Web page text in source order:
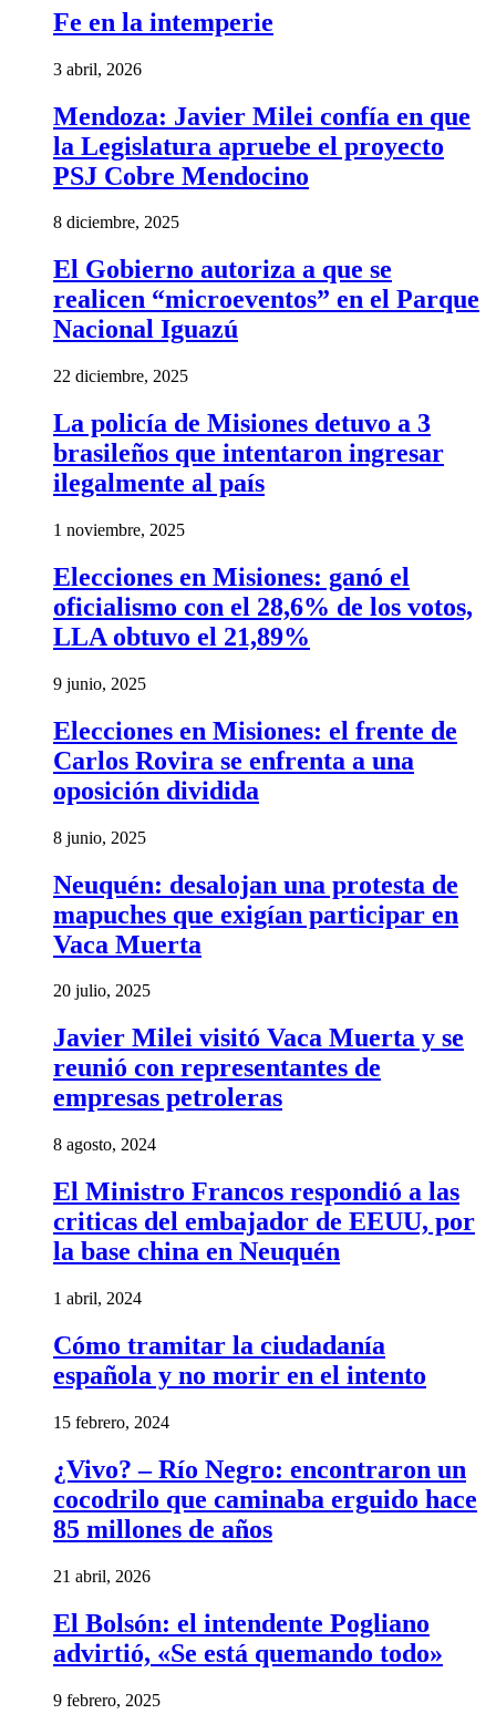
Fe en la intemperie
3 abril, 2026
Mendoza: Javier Milei confía en que
la Legislatura apruebe el proyecto
PSJ Cobre Mendocino
8 diciembre, 2025
El Gobierno autoriza a que se
realicen “microeventos” en el Parque
Nacional Iguazú
22 diciembre, 2025
La policía de Misiones detuvo a 3
brasileños que intentaron ingresar
ilegalmente al país
1 noviembre, 2025
Elecciones en Misiones: ganó el
oficialismo con el 28,6% de los votos,
LLA obtuvo el 21,89%
9 junio, 2025
Elecciones en Misiones: el frente de
Carlos Rovira se enfrenta a una
oposición dividida
8 junio, 2025
Neuquén: desalojan una protesta de
mapuches que exigían participar en
Vaca Muerta
20 julio, 2025
Javier Milei visitó Vaca Muerta y se
reunió con representantes de
empresas petroleras
8 agosto, 2024
El Ministro Francos respondió a las
criticas del embajador de EEUU, por
la base china en Neuquén
1 abril, 2024
Cómo tramitar la ciudadanía
española y no morir en el intento
15 febrero, 2024
¿Vivo? – Río Negro: encontraron un
cocodrilo que caminaba erguido hace
85 millones de años
21 abril, 2026
El Bolsón: el intendente Pogliano
advirtió, «Se está quemando todo»
9 febrero, 2025